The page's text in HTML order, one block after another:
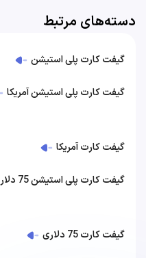
دسته‌های مرتبط
گیفت کارت پلی استیشن
گیفت کارت پلی استیشن آمریکا
گیفت کارت آمریکا
گیفت کارت پلی استیشن 75 دلاری
گیفت کارت 75 دلاری